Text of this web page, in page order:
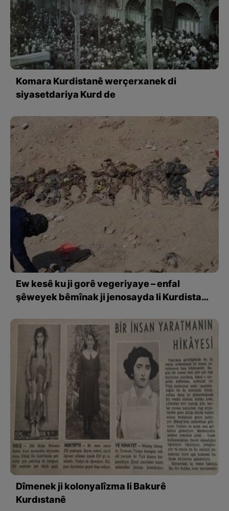
Komara Kurdistanê werçerxanek di
siyasetdariya Kurd de
Ew kesê ku ji gorê vegeriyaye – enfal
şêweyek bêmînak ji jenosayda li Kurdistanê
Dîmenek ji kolonyalîzma li Bakurê
Kurdıstanê